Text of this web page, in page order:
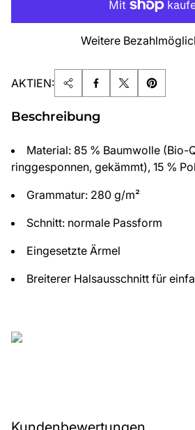
Weitere
AKTIEN:
Beschreibung
Material: 85 % Baumwolle (Bio-
ringgesponnen, gekämmt), 15 %
Grammatur: 280 g/m²
Schnitt: normale Passform
Eingesetzte Ärmel
Breiterer Halsausschnitt für